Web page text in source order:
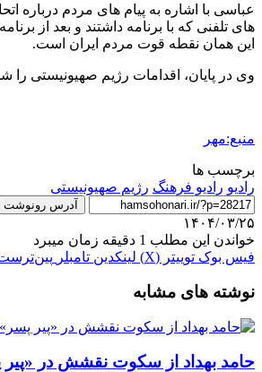
عباسی با اشاره به پیام های مردم درباره
های تلفنی که با برنامه داشتند و بعد از
این همان نقطه قوت مردم ایران است.
وی در پایان، اقدامات رژیم صهیونیستی را
منبع:مهر
برچسب ها
رادیو رادیو فرهنگ رژیم صهیونیستی
آدرس رونوشت
۱۴۰۴/۰۳/۲۵
خواندن این مطلب 1 دقیقه زمان میبرد
فیس بوک توییتر (X) لینکدین ‫تامبلر
نوشته های مشابه
حامد بهداد از سکوت نقشش در